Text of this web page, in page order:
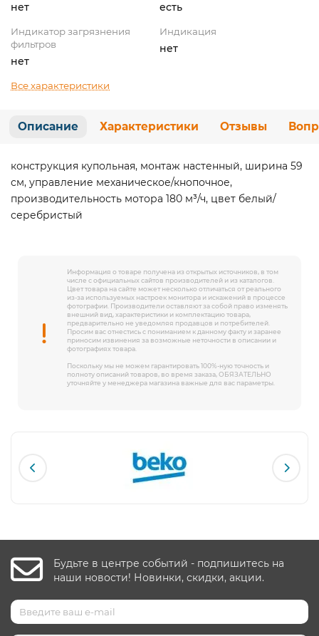
нет есть
Индикатор загрязнения
фильтров
нет
Индикация
нет
Все характеристики
Описание Характеристики Отзывы
конструкция купольная, монтаж настенный, ширина 59
см, управление механическое/кнопочное,
производительность мотора 180 м³/ч, цвет белый/
серебристый
Информация о товаре получена из открытых источников, в том
числе с официальных сайтов производителей и из каталогов.
Цвет товара на сайте может несколько отличаться от реального
из-за используемых настроек монитора и искажений в процессе
фотографии. Производители оставляют за собой право изменять
внешний вид, характеристики и комплектацию товара,
предварительно не уведомляя продавцов и потребителей.
Просим вас отнестись с пониманием к данному факту и заранее
приносим извинения за возможные неточности в описании и
фотографиях товара.
Поскольку мы не можем гарантировать 100%-ную точность и
полноту описаний товаров, во время заказа, ОБЯЗАТЕЛЬНО
уточняйте у менеджера магазина важные для вас параметры.
Будьте в центре событий - подпишитесь на
наши новости! Новинки, скидки, акции.